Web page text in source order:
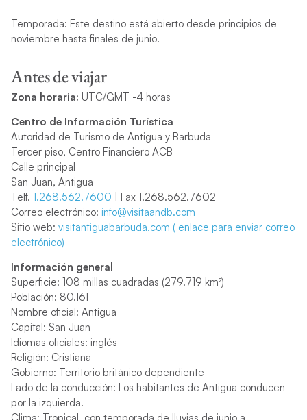
Temporada: Este destino está abierto desde principios de
noviembre hasta finales de junio.
Antes de viajar
Zona horaria: UTC/GMT -4 horas
Centro de Información Turística
Autoridad de Turismo de Antigua y Barbuda
Tercer piso, Centro Financiero ACB
Calle principal
San Juan, Antigua
Telf. 1.268.562.7600 | Fax 1.268.562.7602
Correo electrónico: info@visitaandb.com
Sitio web: visitantiguabarbuda.com ( enlace para enviar correo
electrónico)
Información general
Superficie: 108 millas cuadradas (279.719 km²)
Población: 80.161
Nombre oficial: Antigua
Capital: San Juan
Idiomas oficiales: inglés
Religión: Cristiana
Gobierno: Territorio británico dependiente
Lado de la conducción: Los habitantes de Antigua conducen
por la izquierda.